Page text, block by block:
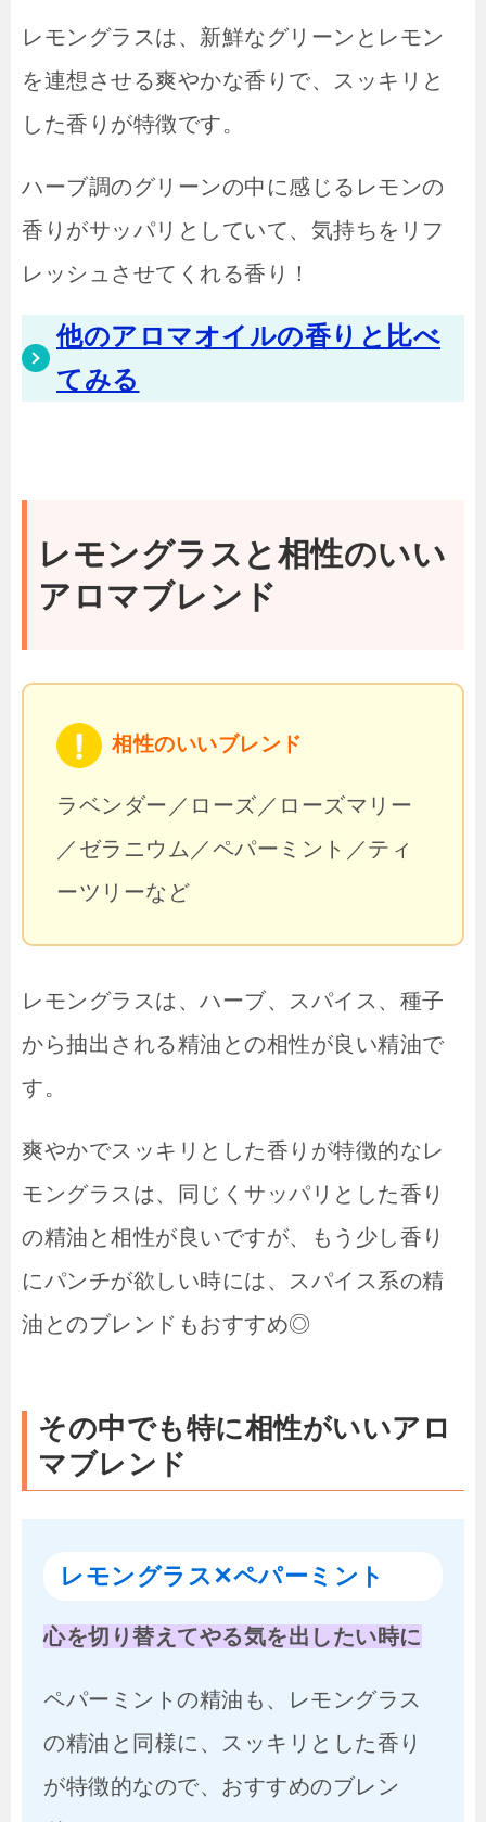
レモングラスは、新鮮なグリーンとレモン
を連想させる爽やかな香りで、スッキリと
した香りが特徴です。
ハーブ調のグリーンの中に感じるレモンの
香りがサッパリとしていて、気持ちをリフ
レッシュさせてくれる香り！
他のアロマオイルの香りと比べ
てみる
レモングラスと相性のいい
アロマブレンド
相性のいいブレンド
ラベンダー／ローズ／ローズマリー
／ゼラニウム／ペパーミント／ティ
ーツリーなど
レモングラスは、ハーブ、スパイス、種子
から抽出される精油との相性が良い精油で
す。
爽やかでスッキリとした香りが特徴的なレ
モングラスは、同じくサッパリとした香り
の精油と相性が良いですが、もう少し香り
にパンチが欲しい時には、スパイス系の精
油とのブレンドもおすすめ◎
その中でも特に相性がいいアロ
マブレンド
レモングラス✕ペパーミント
心を切り替えてやる気を出したい時に
ペパーミントの精油も、レモングラス
の精油と同様に、スッキリとした香り
が特徴的なので、おすすめのブレン